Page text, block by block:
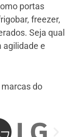
portas
freezer,
Seja qual
agilidade e
do